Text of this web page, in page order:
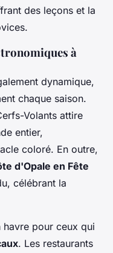
des leçons et la
à
dynamique,
chaque saison.
Volants attire
entier,
coloré. En outre,
d'Opale en Fête
célébrant la
havre pour ceux qui
. Les restaurants